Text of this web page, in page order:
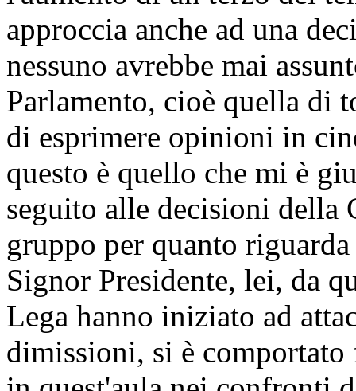
approccia anche ad una
nessuno avrebbe mai
Parlamento, cioè quella di
di esprimere opinioni in
questo è quello che mi è
seguito alle decisioni della
gruppo per quanto
Signor Presidente, lei, da
Lega hanno iniziato ad
dimissioni, si è comportato